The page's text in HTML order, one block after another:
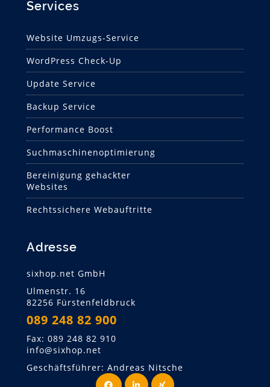
Services
Website Umzugs-Service
WordPress Check-Up
Update Service
Backup Service
Performance Boost
Suchmaschinen­optimierung
Bereinigung gehackter
Websites
Rechtssichere Webauftritte
Adresse
sixhop.net GmbH
Ulmenstr. 16
82256 Fürstenfeldbruck
089 248 82 900
Fax: 089 248 82 910
info@sixhop.net
Geschäftsführer: Andreas Nitsche